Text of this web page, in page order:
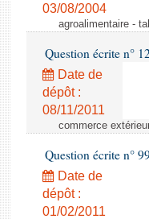
03/08/2004
agroalimentaire -
Question écrite n°
Date de
dépôt :
08/11/2011
commerce
Question écrite n°
Date de
dépôt :
01/02/2011